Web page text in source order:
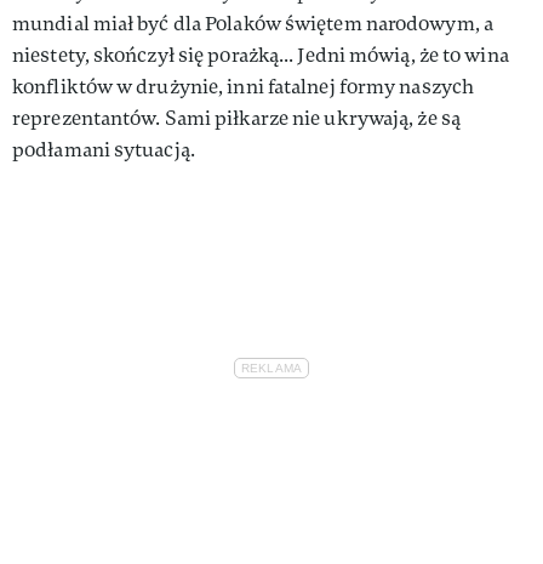
mundial miał być dla Polaków świętem narodowym, a
niestety, skończył się porażką... Jedni mówią, że to wina
konfliktów w drużynie, inni fatalnej formy naszych
reprezentantów. Sami piłkarze nie ukrywają, że są
podłamani sytuacją.